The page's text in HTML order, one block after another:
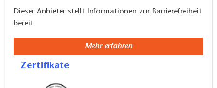
Dieser Anbieter stellt Informationen zur Barrierefreiheit
bereit.
Mehr erfahren
Zertifikate